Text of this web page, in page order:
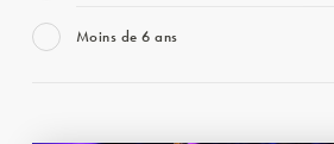
Moins de 6 ans